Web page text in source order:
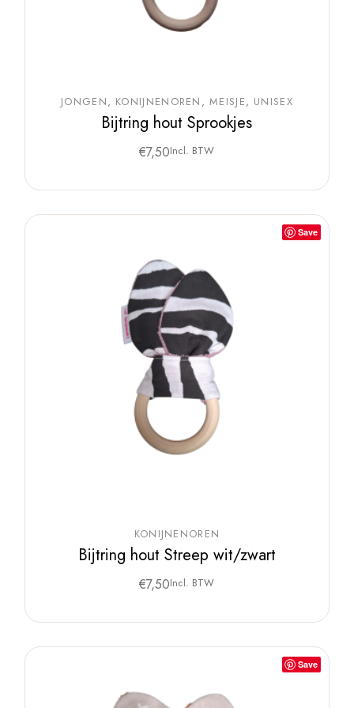
JONGEN KONIJNENOREN MEISJE UNISEX
Bijtring hout Sprookjes
€7,50Incl. BTW
Save
KONIJNENOREN
Bijtring hout Streep wit/zwart
€7,50Incl. BTW
Save